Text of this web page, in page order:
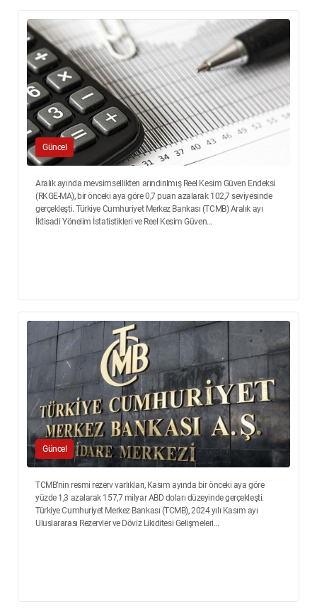
Güncel
Aralık ayında mevsimsellikten arındırılmış Reel Kesim Güven Endeksi
(RKGE-MA), bir önceki aya göre 0,7 puan azalarak 102,7 seviyesinde
gerçekleşti. Türkiye Cumhuriyet Merkez Bankası (TCMB) Aralık ayı
İktisadi Yönelim İstatistikleri ve Reel Kesim Güven...
Güncel
TCMB’nin resmi rezerv varlıkları, Kasım ayında bir önceki aya göre
yüzde 1,3 azalarak 157,7 milyar ABD doları düzeyinde gerçekleşti.
Türkiye Cumhuriyet Merkez Bankası (TCMB), 2024 yılı Kasım ayı
Uluslararası Rezervler ve Döviz Likiditesi Gelişmeleri...